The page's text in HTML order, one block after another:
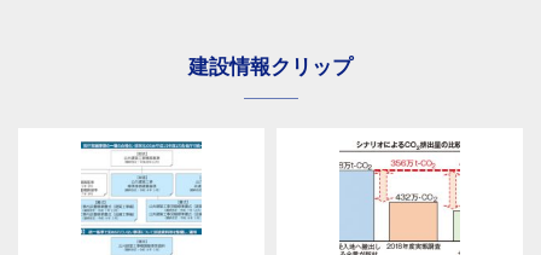
建設情報クリップ